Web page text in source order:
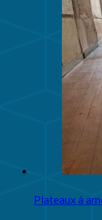
Plateaux à